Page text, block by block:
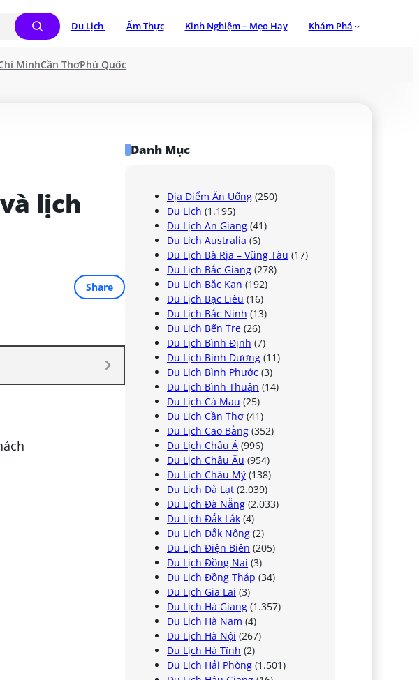
Du Lịch Ẩm Thực Kinh Nghiệm – Mẹo Hay Khám Phá
MinhCần ThơPhú Quốc
lịch
Share
Danh Mục
Địa Điểm Ăn Uống (250)
Du Lịch (1.195)
Du Lịch An Giang (41)
Du Lịch Australia (6)
Du Lịch Bà Rịa – Vũng Tàu (17)
Du Lịch Bắc Giang (278)
Du Lịch Bắc Kạn (192)
Du Lịch Bạc Liêu (16)
Du Lịch Bắc Ninh (13)
Du Lịch Bến Tre (26)
Du Lịch Bình Định (7)
Du Lịch Bình Dương (11)
Du Lịch Bình Phước (3)
Du Lịch Bình Thuận (14)
Du Lịch Cà Mau (25)
Du Lịch Cần Thơ (41)
Du Lịch Cao Bằng (352)
Du Lịch Châu Á (996)
Du Lịch Châu Âu (954)
Du Lịch Châu Mỹ (138)
Du Lịch Đà Lạt (2.039)
Du Lịch Đà Nẵng (2.033)
Du Lịch Đắk Lắk (4)
Du Lịch Đắk Nông (2)
Du Lịch Điện Biên (205)
Du Lịch Đồng Nai (3)
Du Lịch Đồng Tháp (34)
Du Lịch Gia Lai (3)
Du Lịch Hà Giang (1.357)
Du Lịch Hà Nam (4)
Du Lịch Hà Nội (267)
Du Lịch Hà Tĩnh (2)
Du Lịch Hải Phòng (1.501)